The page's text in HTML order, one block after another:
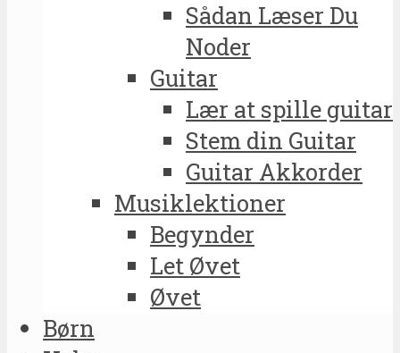
Sådan Læser Du
Noder
Guitar
Lær at spille guitar
Stem din Guitar
Guitar Akkorder
Musiklektioner
Begynder
Let Øvet
Øvet
Børn